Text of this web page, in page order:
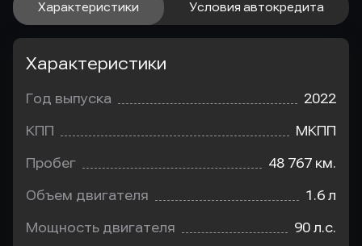
Характеристики Условия автокредита
Характеристики
Год выпуска 2022
КПП МКПП
Пробег 48 767 км.
Объем двигателя 1.6 л
Мощность двигателя 90 л.с.